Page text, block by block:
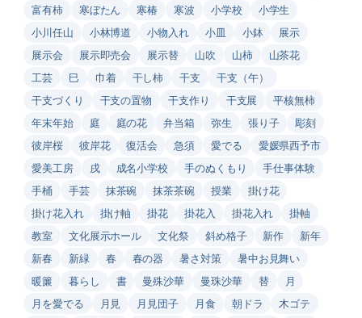
富有柿
寒ぼたん 寒椿 寒波 小学校
小学生
小川任山
小林博道 小物入れ 小皿 小鉢
展示
展示会
展示即売会 展示替 山吹 山柿
山茶花
工芸
巳 巾着 干し柿 干支
干支（午）
干支づくり
干支の置物 干支作り 干支展
平核無柿
年末年始
庭 庭の花 弁当箱 弥生 張り子
彫刻
彼岸桜
彼岸花 復活会 急須 愛でる
愛媛県西予市
愛美工房
戌 成名小学校 手のぬくもり
手仕事体験
手桶
手芸 抹茶碗 抹茶茶碗 授業
掛け花
掛け花入れ
掛け軸 掛花 掛花入 掛花入れ
掛軸
教室
文化展示ホール 文化祭 斜め格子 新作
新年
新春
新緑 春 春の器 暑さ対策
暑中お見舞い
暖簾
暮らし 書 曼殊沙華 曼珠沙華 替
月
月を愛でる
月見 月見団子 月食 朝ドラ
木ゴテ